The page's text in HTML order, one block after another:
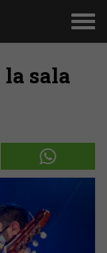
la sala